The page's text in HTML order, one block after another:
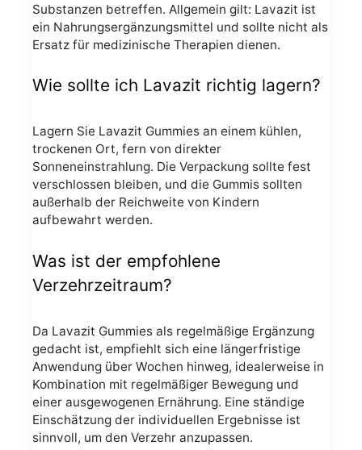
Substanzen betreffen. Allgemein gilt: Lavazit ist
ein Nahrungsergänzungsmittel und sollte nicht als
Ersatz für medizinische Therapien dienen.
Wie sollte ich Lavazit richtig lagern?
Lagern Sie Lavazit Gummies an einem kühlen,
trockenen Ort, fern von direkter
Sonneneinstrahlung. Die Verpackung sollte fest
verschlossen bleiben, und die Gummis sollten
außerhalb der Reichweite von Kindern
aufbewahrt werden.
Was ist der empfohlene
Verzehrzeitraum?
Da Lavazit Gummies als regelmäßige Ergänzung
gedacht ist, empfiehlt sich eine längerfristige
Anwendung über Wochen hinweg, idealerweise in
Kombination mit regelmäßiger Bewegung und
einer ausgewogenen Ernährung. Eine ständige
Einschätzung der individuellen Ergebnisse ist
sinnvoll, um den Verzehr anzupassen.